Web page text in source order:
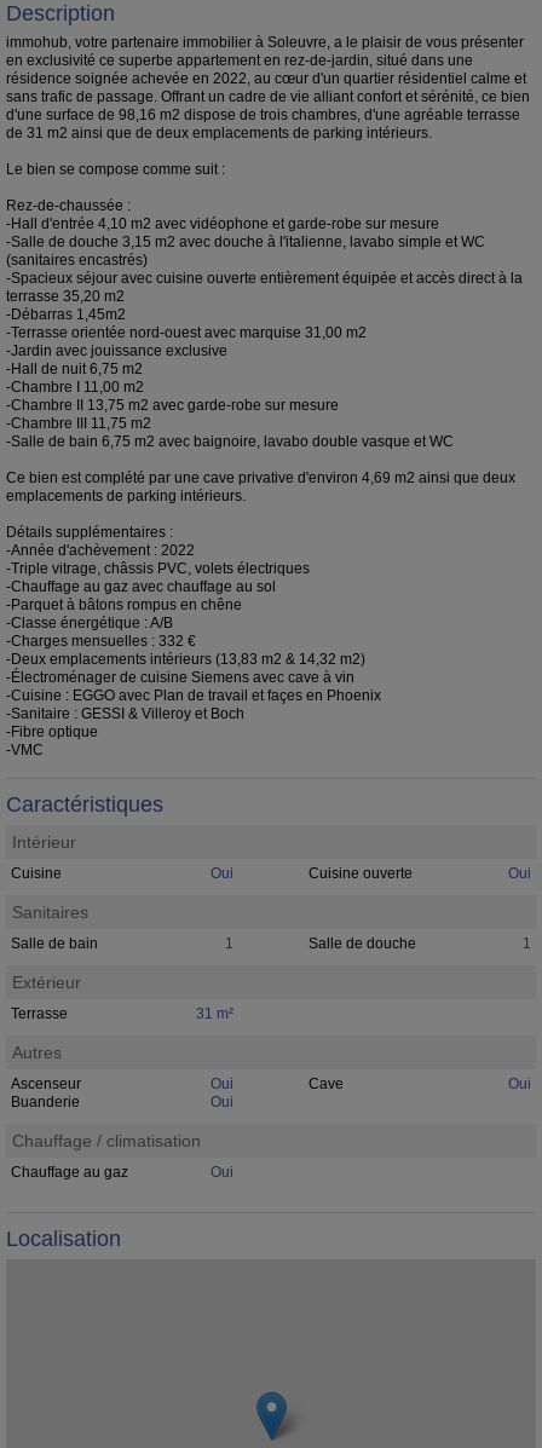
Description
immohub, votre partenaire immobilier à Soleuvre, a le plaisir de vous présenter
en exclusivité ce superbe appartement en rez-de-jardin, situé dans une
résidence soignée achevée en 2022, au cœur d'un quartier résidentiel calme et
sans trafic de passage. Offrant un cadre de vie alliant confort et sérénité, ce bien
d'une surface de 98,16 m2 dispose de trois chambres, d'une agréable terrasse
de 31 m2 ainsi que de deux emplacements de parking intérieurs.
Le bien se compose comme suit :
Rez-de-chaussée :
-Hall d'entrée 4,10 m2 avec vidéophone et garde-robe sur mesure
-Salle de douche 3,15 m2 avec douche à l'italienne, lavabo simple et WC
(sanitaires encastrés)
-Spacieux séjour avec cuisine ouverte entièrement équipée et accès direct à la
terrasse 35,20 m2
-Débarras 1,45m2
-Terrasse orientée nord-ouest avec marquise 31,00 m2
-Jardin avec jouissance exclusive
-Hall de nuit 6,75 m2
-Chambre I 11,00 m2
-Chambre II 13,75 m2 avec garde-robe sur mesure
-Chambre III 11,75 m2
-Salle de bain 6,75 m2 avec baignoire, lavabo double vasque et WC
Ce bien est complété par une cave privative d'environ 4,69 m2 ainsi que deux
emplacements de parking intérieurs.
Détails supplémentaires :
-Année d'achèvement : 2022
-Triple vitrage, châssis PVC, volets électriques
-Chauffage au gaz avec chauffage au sol
-Parquet à bâtons rompus en chêne
-Classe énergétique : A/B
-Charges mensuelles : 332 €
-Deux emplacements intérieurs (13,83 m2 & 14,32 m2)
-Électroménager de cuisine Siemens avec cave à vin
-Cuisine : EGGO avec Plan de travail et façes en Phoenix
-Sanitaire : GESSI & Villeroy et Boch
-Fibre optique
-VMC
Caractéristiques
Intérieur
Cuisine Oui Cuisine ouverte Oui
Sanitaires
Salle de bain 1 Salle de douche 1
Extérieur
Terrasse 31 m²
Autres
Ascenseur Oui Cave
Oui
Buanderie
Oui
Chauffage / climatisation
Chauffage au gaz Oui
Localisation